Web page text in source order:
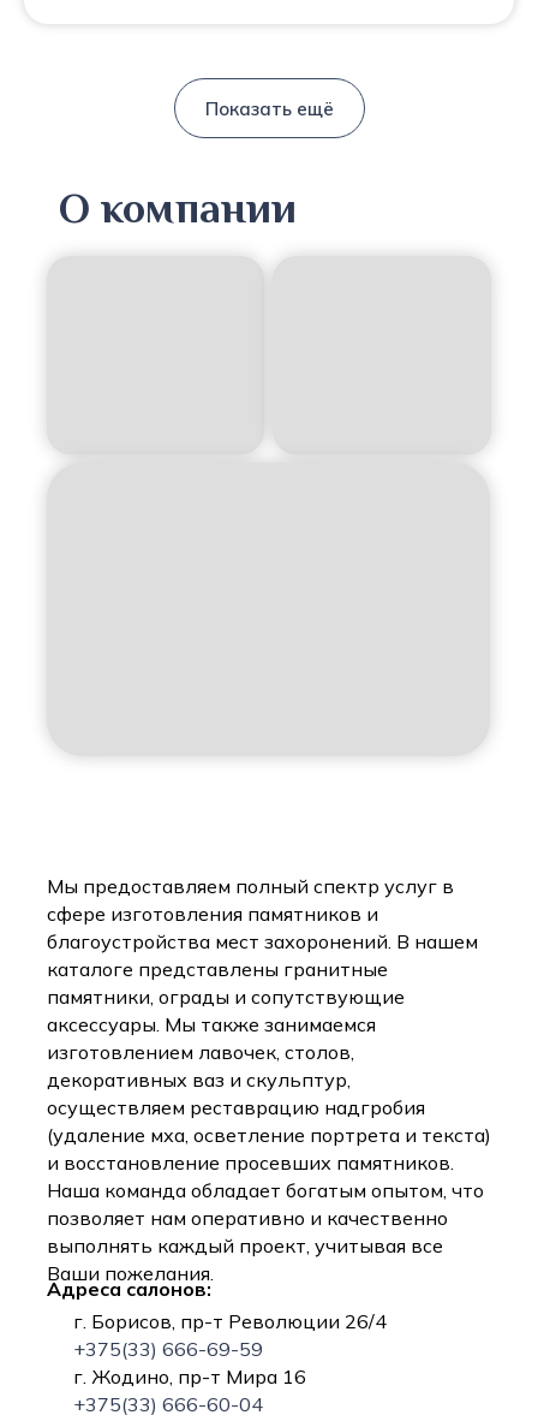
Показать ещё
Мы предоставляем полный спектр услуг в
сфере изготовления памятников и
благоустройства мест захоронений. В нашем
каталоге представлены гранитные
памятники, ограды и сопутствующие
аксессуары. Мы также занимаемся
изготовлением лавочек, столов,
декоративных ваз и скульптур,
осуществляем реставрацию надгробия
(удаление мха, осветление портрета и текста)
и восстановление просевших памятников.
Наша команда обладает богатым опытом, что
позволяет нам оперативно и качественно
выполнять каждый проект, учитывая все
Ваши пожелания.
Адреса салонов:
г. Борисов, пр-т Революции 26/4
+375(33) 666-69-59
г. Жодино, пр-т Мира 16
+375(33) 666-60-04
О компании